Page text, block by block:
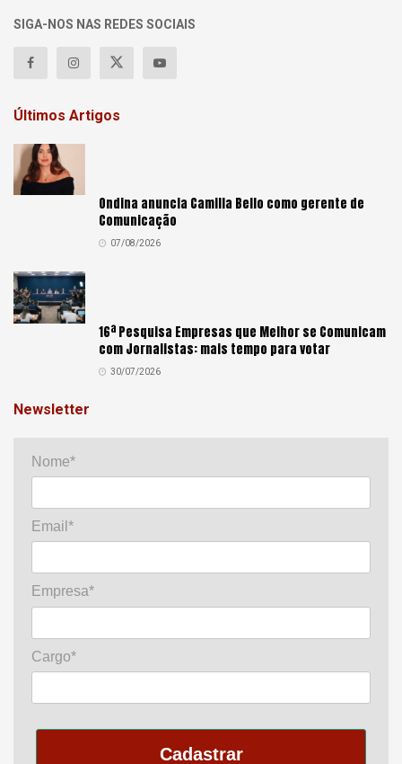
SIGA-NOS NAS REDES SOCIAIS
Últimos Artigos
Ondina anuncia Camilla Bello como gerente de
Comunicação
07/08/2026
16ª Pesquisa Empresas que Melhor se Comunicam
com Jornalistas: mais tempo para votar
30/07/2026
Newsletter
Nome*
Email*
Empresa*
Cargo*
Cadastrar